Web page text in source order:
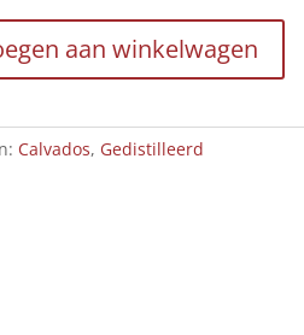
aan winkelwagen
Calvados, Gedistilleerd